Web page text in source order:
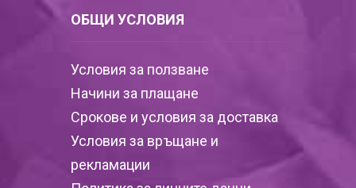
ОБЩИ УСЛОВИЯ
Условия за ползване
Начини за плащане
Срокове и условия за доставка
Условия за връщане и
рекламации